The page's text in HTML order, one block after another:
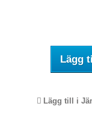
Lägg
Lägg till i